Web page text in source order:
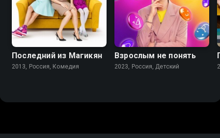
7.4 5.1
Последний из Магикян
2013, Россия, Комедия
8.1
Взрослым не понять
2023, Россия, Детский